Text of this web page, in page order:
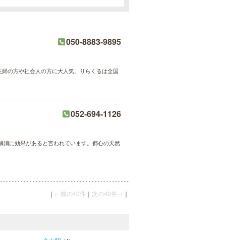
050-8883-9895
の方や社会人の方に大人気。りらくるは全国
052-694-1126
に効果があると言われています。都心の天然
｜ ←前の40件 ｜ 次の40件→ ｜